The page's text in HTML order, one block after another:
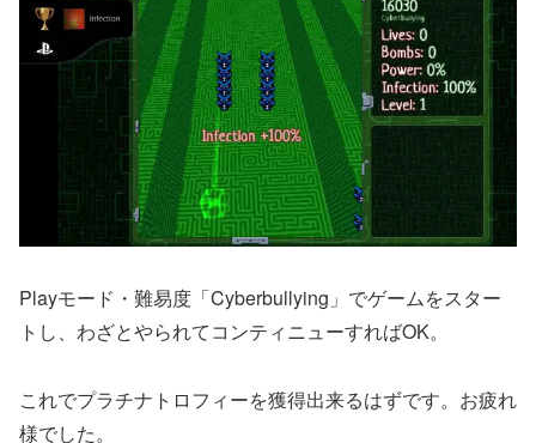
Playモード・難易度「Cyberbullying」でゲームをスター
トし、わざとやられてコンティニューすればOK。
これでプラチナトロフィーを獲得出来るはずです。お疲れ
様でした。